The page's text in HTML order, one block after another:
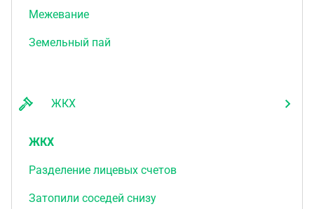
Межевание
Земельный пай
ЖКХ
ЖКХ
Разделение лицевых счетов
Затопили соседей снизу